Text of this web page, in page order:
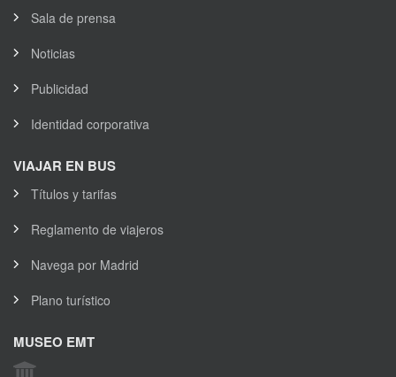
Sala de prensa
Noticias
Publicidad
Identidad corporativa
VIAJAR EN BUS
Títulos y tarifas
Reglamento de viajeros
Navega por Madrid
Plano turístico
MUSEO EMT